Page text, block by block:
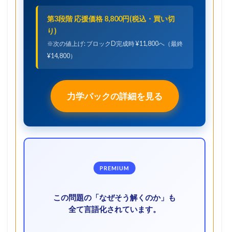
第3段階 応援価格 8,800円(税込・買い切
り)
※次の値上げ: ブロックD完成時 ¥11,800へ（最終
¥14,800）
力学パックの詳細を見る
PREMIUM
この問題の「なぜそう解くのか」も
全て言語化されています。